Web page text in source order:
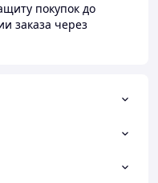
покупок до
заказа через